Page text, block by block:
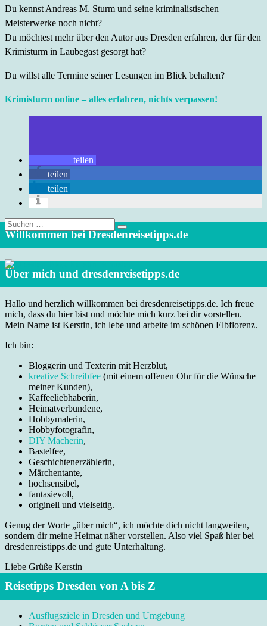
Du kennst Andreas M. Sturm und seine kriminalistischen
Meisterwerke noch nicht?
Du möchtest mehr über den Autor aus Dresden erfahren, der für den
Krimisturm in Laubegast gesorgt hat?
Du willst alle Termine seiner Lesungen im Blick behalten?
Krimisturm online – alles erfahren, nichts verpassen!
teilen
teilen
teilen
Suche
nach:
Willkommen bei Dresdenreisetipps.de
Über mich und dresdenreisetipps.de
Hallo und herzlich willkommen bei dresdenreisetipps.de. Ich freue
mich, dass du hier bist und möchte mich kurz bei dir vorstellen.
Mein Name ist Kerstin, ich lebe und arbeite im schönen Elbflorenz.
Ich bin:
Bloggerin und Texterin mit Herzblut,
kreative Schreibfee (mit einem offenen Ohr für die Wünsche
meiner Kunden),
Kaffeeliebhaberin,
Heimatverbundene,
Hobbymalerin,
Hobbyfotografin,
DIY Macherin,
Bastelfee,
Geschichtenerzählerin,
Märchentante,
hochsensibel,
fantasievoll,
originell und vielseitig.
Genug der Worte „über mich“, ich möchte dich nicht langweilen,
sondern dir meine Heimat näher vorstellen. Also viel Spaß hier bei
dresdenreistipps.de und gute Unterhaltung.
Liebe Grüße Kerstin
Reisetipps Dresden von A bis Z
Ausflugsziele in Dresden und Umgebung